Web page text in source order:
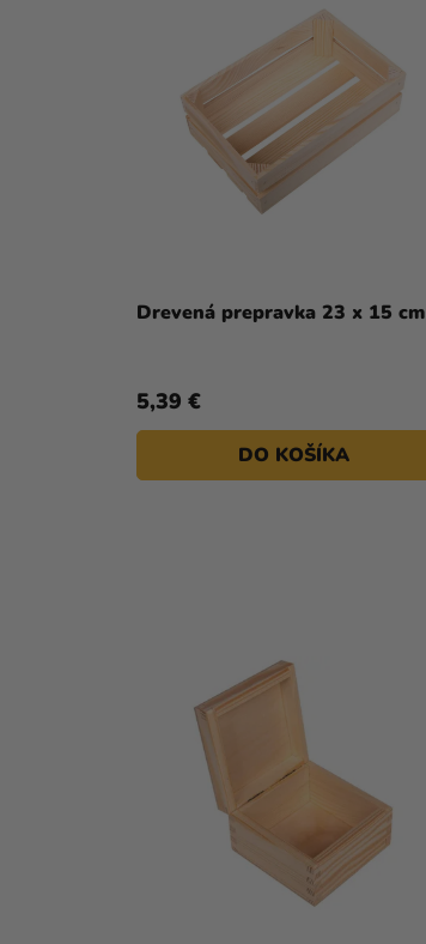
Drevená prepravka 23 x 15 cm
5,39 €
DO KOŠÍKA